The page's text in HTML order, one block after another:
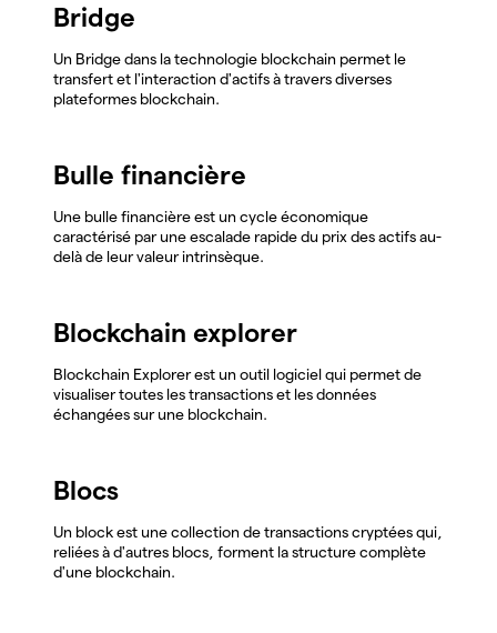
Bridge
Un Bridge dans la technologie blockchain permet le
transfert et l'interaction d'actifs à travers diverses
plateformes blockchain.
Bulle financière
Une bulle financière est un cycle économique
caractérisé par une escalade rapide du prix des actifs au-
delà de leur valeur intrinsèque.
Blockchain explorer
Blockchain Explorer est un outil logiciel qui permet de
visualiser toutes les transactions et les données
échangées sur une blockchain.
Blocs
Un block est une collection de transactions cryptées qui,
reliées à d'autres blocs, forment la structure complète
d'une blockchain.